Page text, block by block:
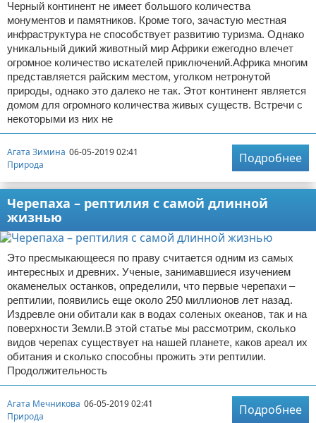
Черный континент не имеет большого количества
монументов и памятников. Кроме того, зачастую местная
инфраструктура не способствует развитию туризма. Однако
уникальный дикий животный мир Африки ежегодно влечет
огромное количество искателей приключений.Африка многим
представляется райским местом, уголком нетронутой
природы, однако это далеко не так. Этот континент является
домом для огромного количества живых существ. Встречи с
некоторыми из них не
Агата Зимина 06-05-2019 02:41
Природа
Подробнее
Черепаха – рептилия с самой длинной
жизнью
Это пресмыкающееся по праву считается одним из самых
интересных и древних. Ученые, занимавшиеся изучением
окаменелых останков, определили, что первые черепахи –
рептилии, появились еще около 250 миллионов лет назад.
Издревле они обитали как в водах соленых океанов, так и на
поверхности Земли.В этой статье мы рассмотрим, сколько
видов черепах существует на нашей планете, каков ареал их
обитания и сколько способны прожить эти рептилии.
Продолжительность
Агата Мечникова 06-05-2019 02:41
Природа
Подробнее